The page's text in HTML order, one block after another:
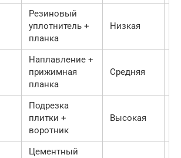
Резиновый
уплотнитель +
планка
Низкая
Наплавление +
прижимная
планка
Средняя
Подрезка
плитки +
воротник
Высокая
Цементный